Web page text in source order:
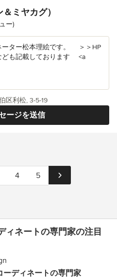
ミヤカグ）
ー)
ーター松本理絵です。 ＞＞HP
ども記載しております <a
ージを送信
区利松, 3-5-19
4 5
ィネートの専門家の注目
ーディネートの専門家